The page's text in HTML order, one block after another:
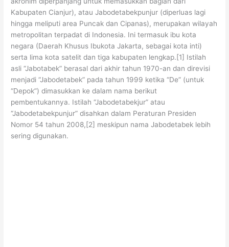
Kabupaten Cianjur), atau Jabodetabekpunjur (diperluas lagi
hingga meliputi area Puncak dan Cipanas), merupakan wilayah
metropolitan terpadat di Indonesia. Ini termasuk ibu kota
negara (Daerah Khusus Ibukota Jakarta, sebagai kota inti)
serta lima kota satelit dan tiga kabupaten lengkap.[1] Istilah
asli “Jabotabek” berasal dari akhir tahun 1970-an dan direvisi
menjadi “Jabodetabek” pada tahun 1999 ketika “De” (untuk
“Depok”) dimasukkan ke dalam nama berikut
pembentukannya. Istilah “Jabodetabekjur” atau
“Jabodetabekpunjur” disahkan dalam Peraturan Presiden
Nomor 54 tahun 2008,[2] meskipun nama Jabodetabek lebih
sering digunakan.